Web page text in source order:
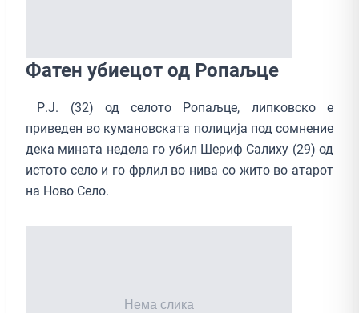
Фатен убиецот од Ропаљце
Р.Ј. (32) од селото Ропаљце, липковско е
приведен во кумановската полиција под сомнение
дека мината недела го убил Шериф Салиху (29) од
истото село и го фрлил во нива со жито во атарот
на Ново Село.